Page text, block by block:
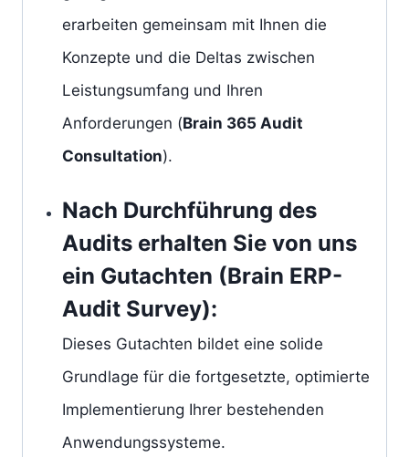
erarbeiten gemeinsam mit Ihnen die
Konzepte und die Deltas zwischen
Leistungsumfang und Ihren
Anforderungen (Brain 365 Audit
Consultation).
Nach Durchführung des
Audits erhalten Sie von uns
ein Gutachten (Brain ERP-
Audit Survey):
Dieses Gutachten bildet eine solide
Grundlage für die fortgesetzte, optimierte
Implementierung Ihrer bestehenden
Anwendungssysteme.